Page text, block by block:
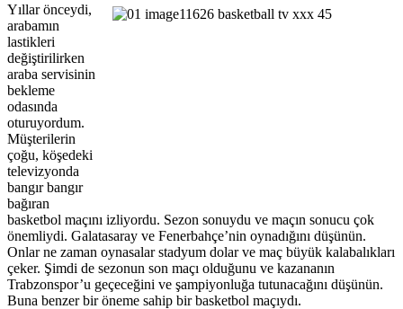
Yıllar önceydi,
arabamın
lastikleri
değiştirilirken
araba servisinin
bekleme
odasında
oturuyordum.
Müşterilerin
çoğu, köşedeki
televizyonda
bangır bangır
bağıran
basketbol maçını izliyordu. Sezon sonuydu ve maçın sonucu çok
önemliydi. Galatasaray ve Fenerbahçe’nin oynadığını düşünün.
Onlar ne zaman oynasalar stadyum dolar ve maç büyük kalabalıkları
çeker. Şimdi de sezonun son maçı olduğunu ve kazananın
Trabzonspor’u geçeceğini ve şampiyonluğa tutunacağını düşünün.
Buna benzer bir öneme sahip bir basketbol maçıydı.